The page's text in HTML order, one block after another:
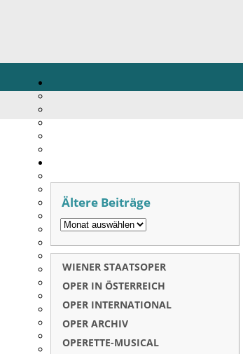
Ältere Beiträge
WIENER STAATSOPER
OPER IN ÖSTERREICH
OPER INTERNATIONAL
OPER ARCHIV
OPERETTE-MUSICAL